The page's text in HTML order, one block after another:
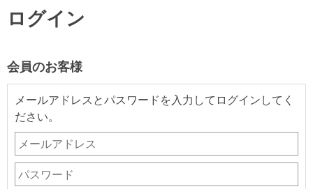
ログイン
会員のお客様
メールアドレスとパスワードを入力してログインしてく
ださい。